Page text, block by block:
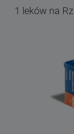
1 leków na